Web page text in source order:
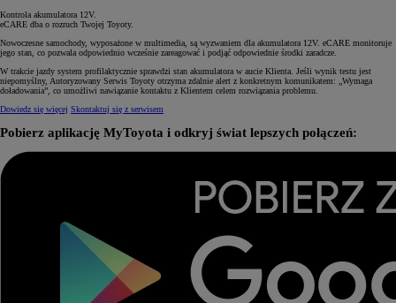
Kontrola akumulatora 12V.
eCARE dba o rozruch Twojej Toyoty.
Nowoczesne samochody, wyposażone w multimedia, są wyzwaniem dla akumulatora 12V. eCARE monitoruje
jego stan, co pozwala odpowiednio wcześnie zareagować i podjąć odpowiednie środki zaradcze.
W trakcie jazdy system profilaktycznie sprawdzi stan akumulatora w aucie Klienta. Jeśli wynik testu jest
niepomyślny, Autoryzowany Serwis Toyoty otrzyma zdalnie alert z konkretnym komunikatem: „Wymaga
doładowania”, co umożliwi nawiązanie kontaktu z Klientem celem rozwiązania problemu.
Dowiedz się więcej Skontaktuj się z serwisem
Pobierz aplikację MyToyota i odkryj świat lepszych połączeń: